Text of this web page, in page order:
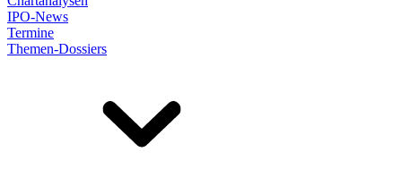
IPO-News
Termine
Themen-Dossiers